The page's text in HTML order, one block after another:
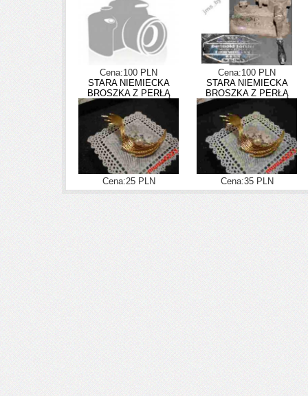
Cena:100 PLN
Cena:100 PLN
STARA NIEMIECKA
BROSZKA Z PERŁĄ
Cena:25 PLN
STARA NIEMIECKA
BROSZKA Z PERŁĄ
Cena:35 PLN